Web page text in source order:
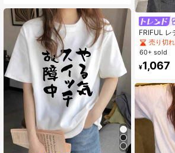
ゼント、誕生日・記念日・ギフトに
最適
FRIFUL レ
ト 配色レ
シャツ 夏用
売り切れ
60+ sold
¥1,067